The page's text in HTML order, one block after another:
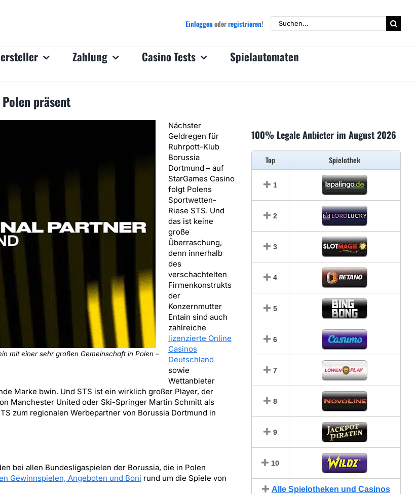
Einloggenoderregistrieren!
Suche
nach:
Zahlung Casino Tests
Spielautomaten
präsent
mit einer sehr großen Gemeinschaft in Polen –
Nächster
Geldregen für
Ruhrpott-Klub
Borussia
Dortmund – auf
StarGames Casino
folgt Polens
Sportwetten-
Riese STS. Und
das ist keine
große
Überraschung,
denn innerhalb
des
verschachtelten
Firmenkonstrukts
der
Konzernmutter
Entain sind auch
zahlreiche
lizenzierte Online
Casinos
Deutschland
sowie
Wettanbieter
Marke bwin. Und STS ist ein wirklich großer Player, der
Manchester United oder Ski-Springer Martin Schmitt als
zum regionalen Werbepartner von Borussia Dortmund in
bei allen Bundesligaspielen der Borussia, die in Polen
Gewinnspielen, Angeboten und Boni rund um die Spiele von
100% Legale Anbieter im August 2026
Top Spielothek
1
2
3
4
5
6
7
8
9
10
Alle Spielotheken und Casinos